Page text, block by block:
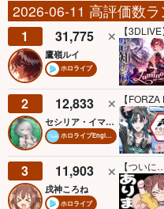
2026-06-11 高評価数
1 31,775
鷹嶺ルイ
ホロライブ
2 12,833
セシリア・イマーグリーン
ホロライブEnglish
3 11,903
戌神ころね
ホロライブ
【つい